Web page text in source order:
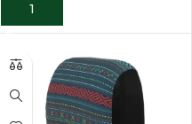
ADICIONAR